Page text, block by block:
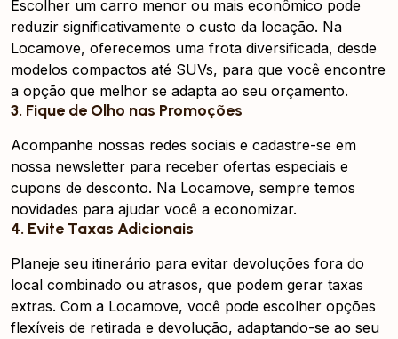
Escolher um carro menor ou mais econômico pode
reduzir significativamente o custo da locação. Na
Locamove, oferecemos uma frota diversificada, desde
modelos compactos até SUVs, para que você encontre
a opção que melhor se adapta ao seu orçamento.
3. Fique de Olho nas Promoções
Acompanhe nossas redes sociais e cadastre-se em
nossa newsletter para receber ofertas especiais e
cupons de desconto. Na Locamove, sempre temos
novidades para ajudar você a economizar.
4. Evite Taxas Adicionais
Planeje seu itinerário para evitar devoluções fora do
local combinado ou atrasos, que podem gerar taxas
extras. Com a Locamove, você pode escolher opções
flexíveis de retirada e devolução, adaptando-se ao seu